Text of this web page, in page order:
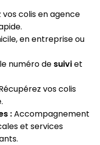
vos colis en agence
en entreprise ou
numéro de suiviet
vos colis
:Accompagnement
et services